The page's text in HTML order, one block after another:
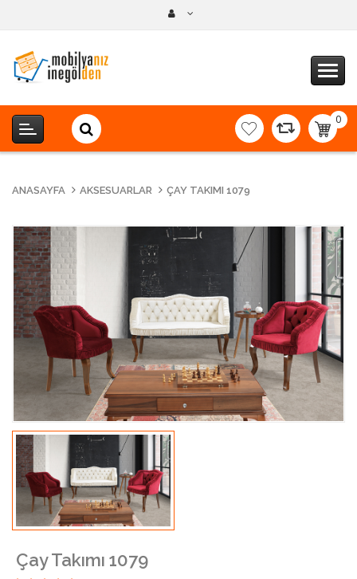
0
-
ANASAYFA AKSESUARLAR ÇAY TAKIMI 1079
Çay Takımı 1079